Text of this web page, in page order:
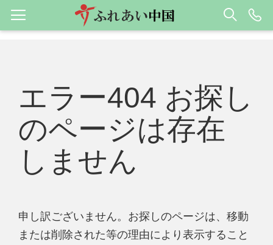
エラー404 お探し
のページは存在
しません
申し訳ございません。お探しのページは、移動
または削除された等の理由により表示すること